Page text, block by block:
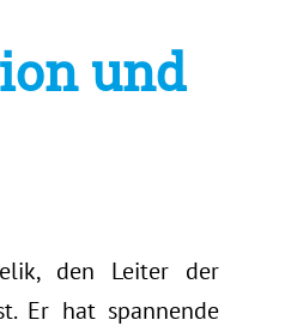
und
den Leiter der
Er hat spannende